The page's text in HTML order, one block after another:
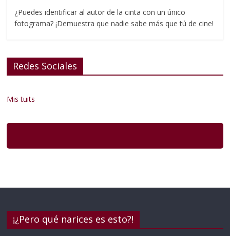
¿Puedes identificar al autor de la cinta con un único
fotograma? ¡Demuestra que nadie sabe más que tú de cine!
Redes Sociales
Mis tuits
¡¿Pero qué narices es esto?!